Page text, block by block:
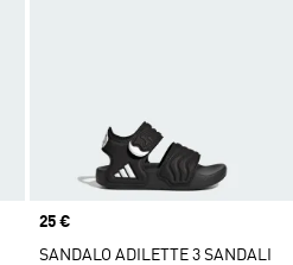
Price
25 €
SANDALO ADILETTE 3 SANDALI